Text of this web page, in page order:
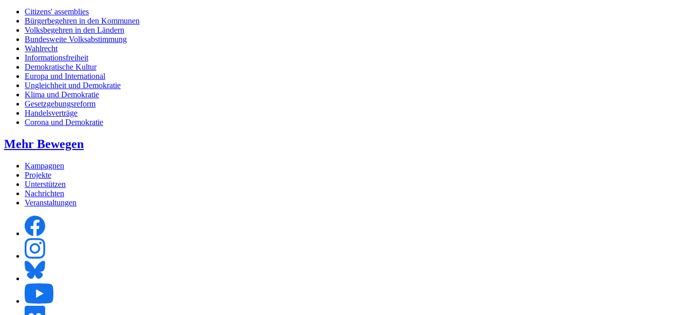
Citizens' assemblies
Bürgerbegehren in den Kommunen
Volksbegehren in den Ländern
Bundesweite Volksabstimmung
Wahlrecht
Informationsfreiheit
Demokratische Kultur
Europa und International
Ungleichheit und Demokratie
Klima und Demokratie
Gesetzgebungsreform
Handelsverträge
Corona und Demokratie
Mehr Bewegen
Kampagnen
Projekte
Unterstützen
Nachrichten
Veranstaltungen